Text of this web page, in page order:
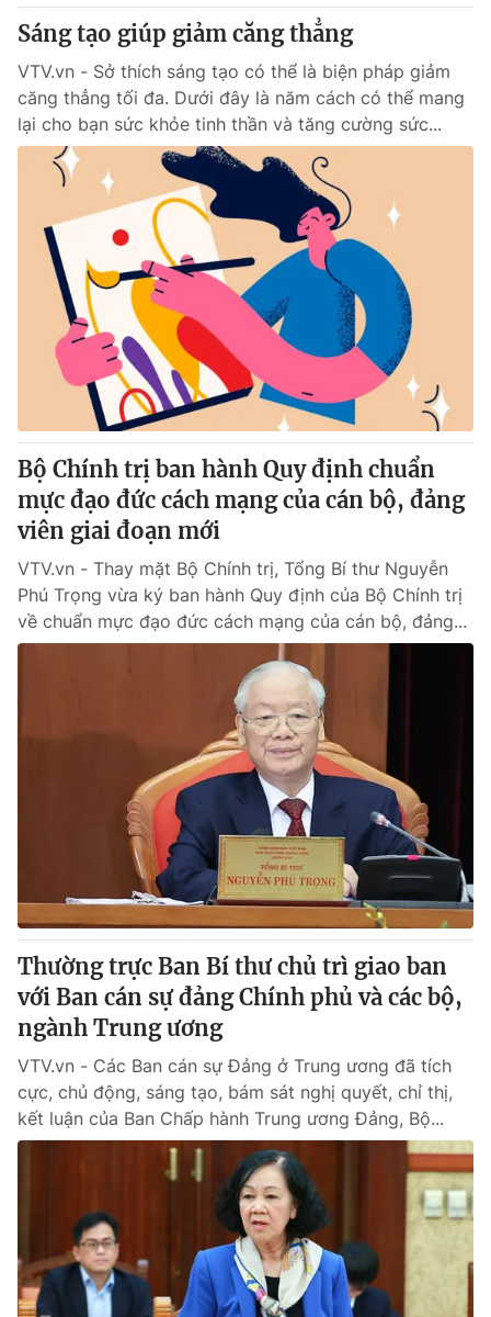
Sáng tạo giúp giảm căng thẳng
VTV.vn - Sở thích sáng tạo có thể là biện pháp giảm
căng thẳng tối đa. Dưới đây là năm cách có thể mang
lại cho bạn sức khỏe tinh thần và tăng cường sức...
Bộ Chính trị ban hành Quy định chuẩn
mực đạo đức cách mạng của cán bộ, đảng
viên giai đoạn mới
VTV.vn - Thay mặt Bộ Chính trị, Tổng Bí thư Nguyễn
Phú Trọng vừa ký ban hành Quy định của Bộ Chính trị
về chuẩn mực đạo đức cách mạng của cán bộ, đảng...
Thường trực Ban Bí thư chủ trì giao ban
với Ban cán sự đảng Chính phủ và các bộ,
ngành Trung ương
VTV.vn - Các Ban cán sự Đảng ở Trung ương đã tích
cực, chủ động, sáng tạo, bám sát nghị quyết, chỉ thị,
kết luận của Ban Chấp hành Trung ương Đảng, Bộ...